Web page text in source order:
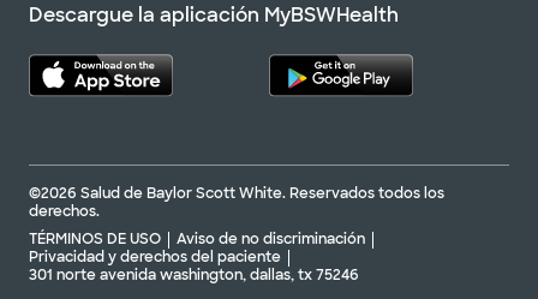
Descargue la aplicación MyBSWHealth
©2026 Salud de Baylor Scott White. Reservados todos los
derechos.
TÉRMINOS DE USO
Aviso de no discriminación
Privacidad y derechos del paciente
301 norte avenida washington, dallas, tx 75246